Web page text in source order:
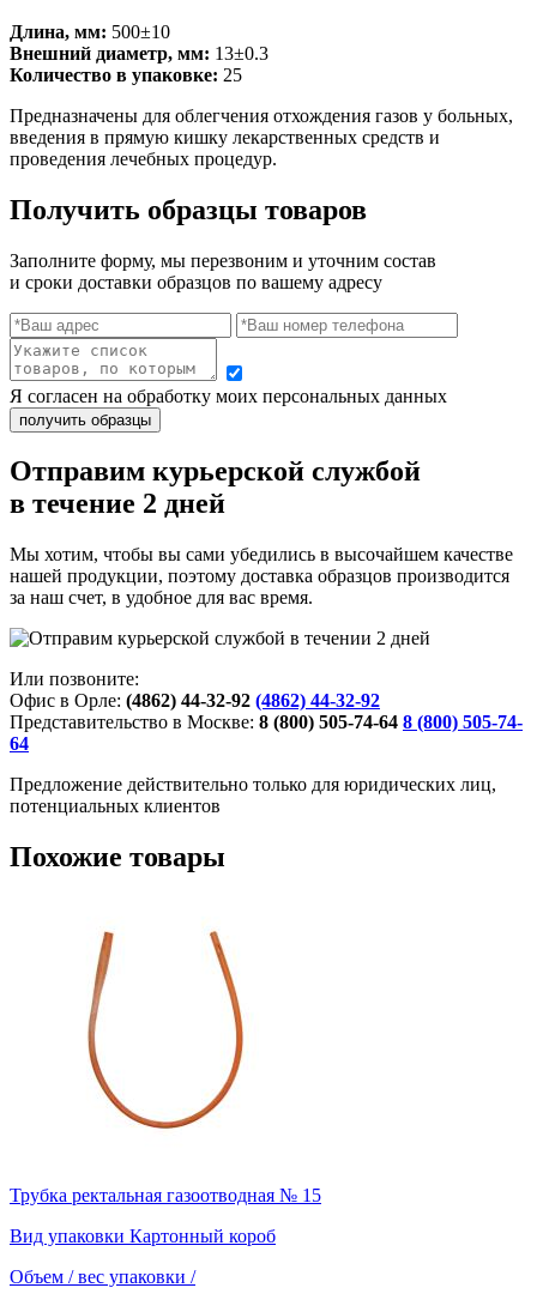
Длина, мм: 500±10
Внешний диаметр, мм: 13±0.3
Количество в упаковке: 25
Предназначены для облегчения отхождения газов у больных,
введения в прямую кишку лекарственных средств и
проведения лечебных процедур.
Получить образцы товаров
Заполните форму, мы перезвоним и уточним состав
и сроки доставки образцов по вашему адресу
Я согласен на обработку моих персональных данных
Отправим курьерской службой
в течение 2 дней
Мы хотим, чтобы вы сами убедились в высочайшем качестве
нашей продукции, поэтому доставка образцов производится
за наш счет, в удобное для вас время.
Или позвоните:
Офис в Орле: (4862) 44-32-92 (4862) 44-32-92
Представительство в Москве: 8 (800) 505-74-64 8 (800) 505-74-
64
Предложение действительно только для юридических лиц,
потенциальных клиентов
Похожие товары
Трубка ректальная газоотводная № 15
Вид упаковки Картонный короб
Объем / вес упаковки /